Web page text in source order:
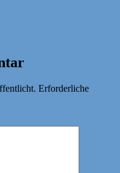
Erforderliche